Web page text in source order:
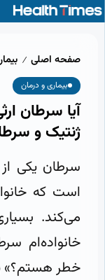
صفحه اصلی /
بیماری و درمان
آیا سرطان
ژنتیک و
سرطان یکی
است که
می‌کند.
خانواده‌ام
خطر هستم؟»